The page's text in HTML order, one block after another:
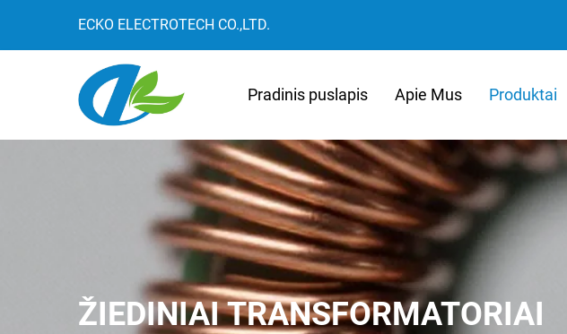
ECKO ELECTROTECH CO.,LTD.
Pradinis puslapis Apie Mus Produktai
ŽIEDINIAI TRANSFORMATORIAI